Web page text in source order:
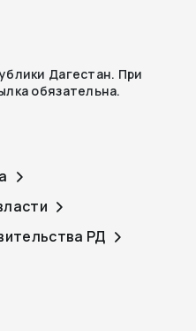
Дагестан. При
обязательна.
РД